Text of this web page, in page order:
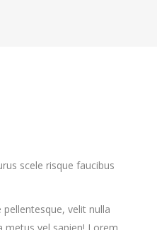
scele risque faucibus
velit nulla